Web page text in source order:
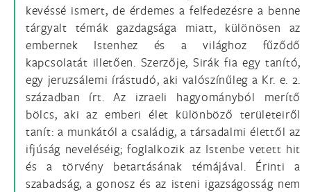
kevéssé ismert, de érdemes a felfedezésre a benne
tárgyalt témák gazdagsága miatt, különösen az
embernek Istenhez és a világhoz fűződő
kapcsolatát illetően. Szerzője, Sirák fia egy tanító,
egy jeruzsálemi írástudó, aki valószínűleg a Kr. e. 2.
században írt. Az izraeli hagyományból merítő
bölcs, aki az emberi élet különböző területeiről
tanít: a munkától a családig, a társadalmi élettől az
ifjúság neveléséig; foglalkozik az Istenbe vetett hit
és a törvény betartásának témájával. Érinti a
szabadság, a gonosz és az isteni igazságosság nem